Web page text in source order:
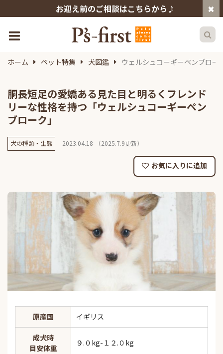
お迎え前のご相談はこちらから♪
ホーム ペット特集 犬図鑑 ウェルシュコーギーペンブロー
胴長短足の愛嬌ある見た目と明るくフレンド
リーな性格を持つ「ウェルシュコーギーペン
ブローク」
犬の種類・生態 2023.04.18 （2025.7.9更新）
お気に入りに追加
原産国 イギリス
成犬時
目安体重
９.０kg-１２.０kg